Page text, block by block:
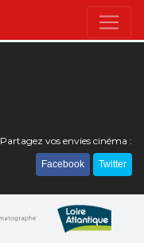
Partagez vos envies cinéma :
Facebook Twitter